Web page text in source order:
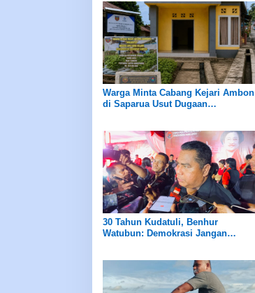
Warga Minta Cabang Kejari Ambon
di Saparua Usut Dugaan
30 Tahun Kudatuli, Benhur
Watubun: Demokrasi Jangan